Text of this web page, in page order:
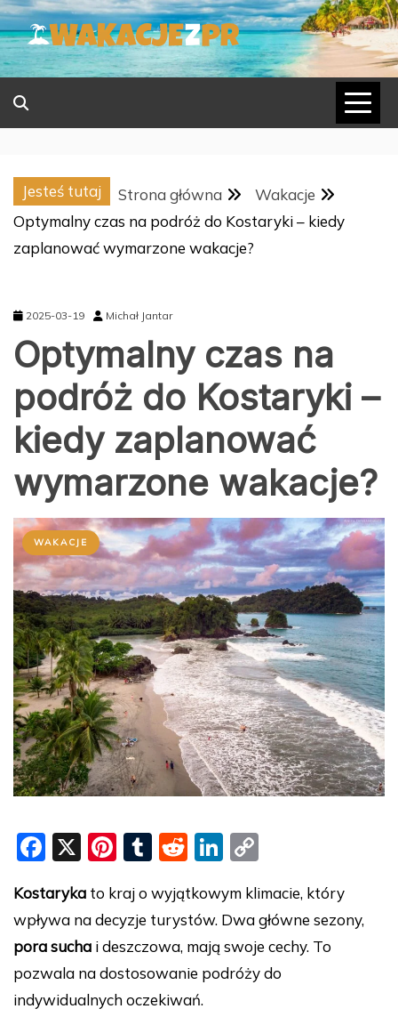
Skip
to
content
Jesteś tutaj Strona główna
Wakacje
Optymalny czas na podróż do Kostaryki – kiedy
zaplanować wymarzone wakacje?
2025-03-19 Michał Jantar
Optymalny czas na
podróż do Kostaryki –
kiedy zaplanować
wymarzone wakacje?
WAKACJE
F
c
e
b
o
X
Pi
er
e
st
T
m
bl
r
R
d
di
t
Li
k
e
dI
n
p
y
Li
n
Kostaryka to kraj o wyjątkowym klimacie, który
wpływa na decyzje turystów. Dwa główne sezony,
pora sucha i deszczowa, mają swoje cechy. To
pozwala na dostosowanie podróży do
indywidualnych oczekiwań.